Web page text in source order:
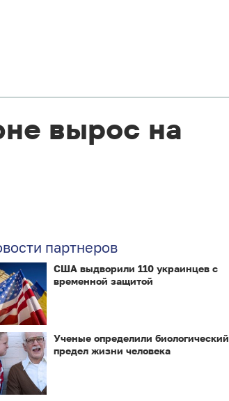
вырос на
партнеров
США выдворили 110 украинцев с
временной защитой
Ученые определили биологический
предел жизни человека